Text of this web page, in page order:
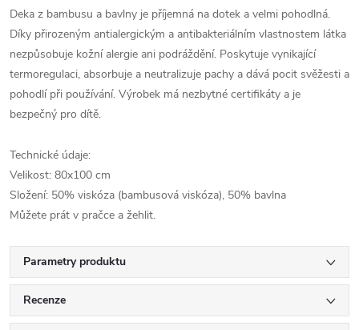
Deka z bambusu a bavlny je příjemná na dotek a velmi pohodlná.
Díky přirozeným antialergickým a antibakteriálním vlastnostem látka
nezpůsobuje kožní alergie ani podráždění. Poskytuje vynikající
termoregulaci, absorbuje a neutralizuje pachy a dává pocit svěžesti a
pohodlí při používání. Výrobek má nezbytné certifikáty a je
bezpečný pro dítě.
Technické údaje:
Velikost: 80x100 cm
Složení: 50% viskóza (bambusová viskóza), 50% bavlna
Můžete prát v pračce a žehlit.
Parametry produktu
Recenze